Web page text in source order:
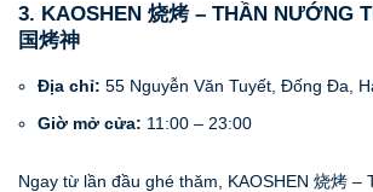
3. KAOSHEN 烧烤 – THẦN NƯỚNG
国烤神
Địa chỉ: 55 Nguyễn Văn Tuyết, Đống Đa,
Giờ mở cửa: 11:00 – 23:00
Ngay từ lần đầu ghé thăm, KAOSHEN 烧烤 –